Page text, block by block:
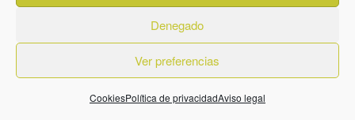
Denegado
Ver preferencias
CookiesPolítica de privacidadAviso legal